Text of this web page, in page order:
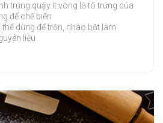
trứng quậy ít vòng là tô trứng của
để chế biến
dùng để trộn, nhào bột làm
liệu